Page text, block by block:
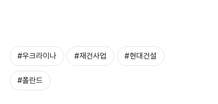
#우크라이나 #재건사업 #현대건설
#폴란드